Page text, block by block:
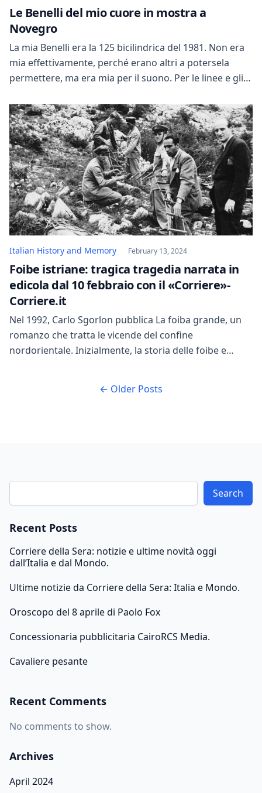
Le Benelli del mio cuore in mostra a
Novegro
La mia Benelli era la 125 bicilindrica del 1981. Non era
mia effettivamente, perché erano altri a potersela
permettere, ma era mia per il suono. Per le linee e gli
soprattutto l’ultima. Ricordo il serbatoio grigio con
fregi azzurri o rosso accostato all’arancione, il
cupolino appena accennato […]
Italian History and Memory February 13, 2024
Foibe istriane: tragica tragedia narrata in
edicola dal 10 febbraio con il «Corriere»-
Corriere.it
Nel 1992, Carlo Sgorlon pubblica La foiba grande, un
romanzo che tratta le vicende del confine
nordorientale. Inizialmente, la storia delle foibe e
Fini e Luciano Violante aprono un dibattito pubblico
← Older Posts
Search
Recent Posts
Corriere della Sera: notizie e ultime novità oggi
dall’Italia e dal Mondo.
Ultime notizie da Corriere della Sera: Italia e Mondo.
Oroscopo del 8 aprile di Paolo Fox
Concessionaria pubblicitaria CairoRCS Media.
Cavaliere pesante
Recent Comments
No comments to show.
Archives
April 2024